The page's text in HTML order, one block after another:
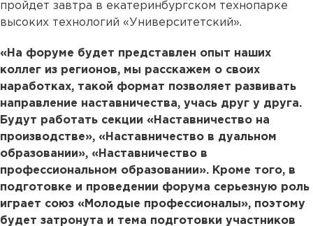
пройдет завтра в екатеринбургском технопарке
высоких технологий «Университетский».
«На форуме будет представлен опыт наших
коллег из регионов, мы расскажем о своих
наработках, такой формат позволяет развивать
направление наставничества, учась друг у друга.
Будут работать секции «Наставничество на
производстве», «Наставничество в дуальном
образовании», «Наставничество в
профессиональном образовании». Кроме того, в
подготовке и проведении форума серьезную роль
играет союз «Молодые профессионалы», поэтому
будет затронута и тема подготовки участников